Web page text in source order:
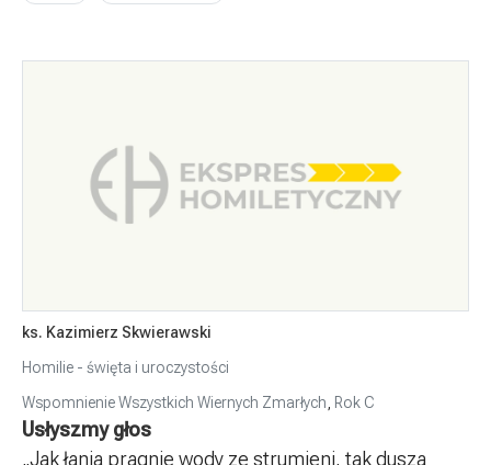
ks. Kazimierz Skwierawski
Homilie - święta i uroczystości
Wspomnienie Wszystkich Wiernych Zmarłych, Rok C
Usłyszmy głos
„Jak łania pragnie wody ze strumieni, tak dusza